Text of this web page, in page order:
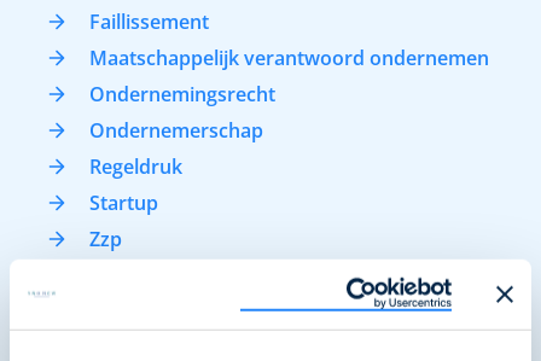
Faillissement
Maatschappelijk verantwoord ondernemen
Ondernemingsrecht
Ondernemerschap
Regeldruk
Startup
Zzp
Investeringsklimaat en
economie